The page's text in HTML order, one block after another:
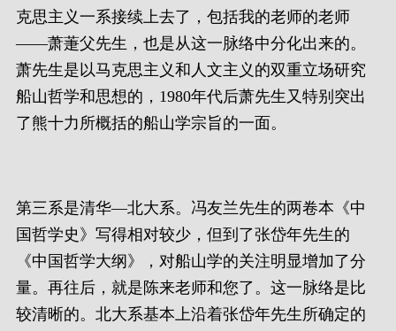
克思主义一系接续上去了，包括我的老师的老师
——萧萐父先生，也是从这一脉络中分化出来的。
萧先生是以马克思主义和人文主义的双重立场研究
船山哲学和思想的，1980年代后萧先生又特别突出
了熊十力所概括的船山学宗旨的一面。
第三系是清华—北大系。冯友兰先生的两卷本《中
国哲学史》写得相对较少，但到了张岱年先生的
《中国哲学大纲》，对船山学的关注明显增加了分
量。再往后，就是陈来老师和您了。这一脉络是比
较清晰的。北大系基本上沿着张岱年先生所确定的